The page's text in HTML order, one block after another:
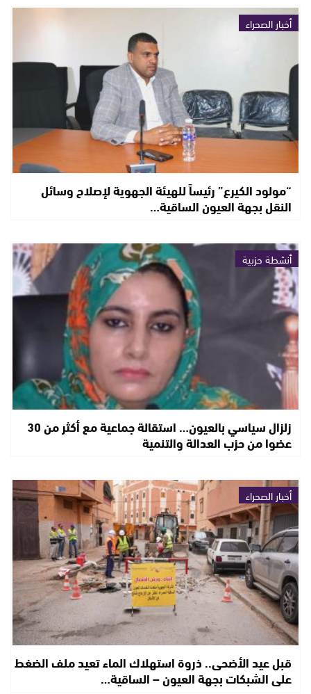
أخبار الصحراء
“مولود الكيرع” رئيساً للهيئة الجهوية لإصلاح وسائل
النقل بجهة العيون الساقية…
أنشطة حزبية
زلزال سياسي بالعيون… استقالة جماعية مع أكثر من 30
عضوا من حزب العدالة والتنمية
أخبار الصحراء
قبل عيد الأضحى.. ذروة استهلاك الماء تعيد ملف الضغط
على الشبكات بجهة العيون – الساقية…